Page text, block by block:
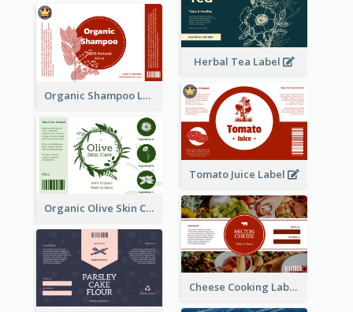
Herbal Tea Label
Organic Shampoo Label
Tomato Juice Label
Organic Olive Skin Care Label
Cheese Cooking Label